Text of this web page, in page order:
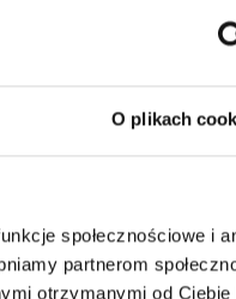
O plikach
społecznościowe i
partnerom
otrzymanymi od Ciebie